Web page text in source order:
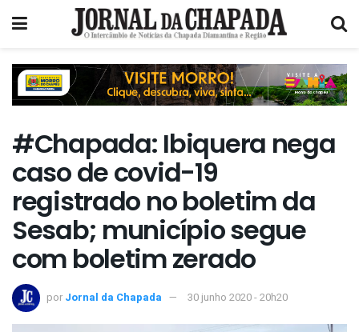
#Chapada: Ibiquera nega
caso de covid-19
registrado no boletim da
Sesab; município segue
com boletim zerado
por Jornal da Chapada 30 junho 2020 - 20h20